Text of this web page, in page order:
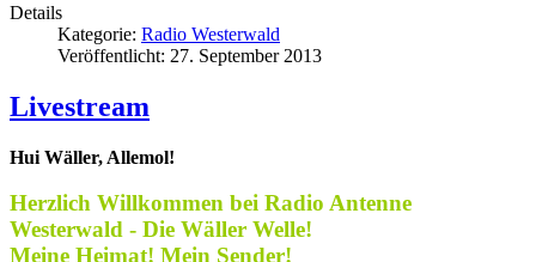
Details
Kategorie: Radio Westerwald
Veröffentlicht: 27. September 2013
Livestream
Hui Wäller, Allemol!
Herzlich Willkommen bei Radio Antenne
Westerwald - Die Wäller Welle!
Meine Heimat! Mein Sender!